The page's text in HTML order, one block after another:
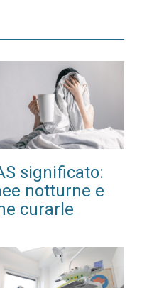
significato:
notturne e
curarle